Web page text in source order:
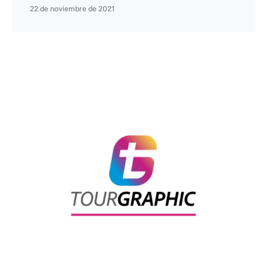
22 de noviembre de 2021